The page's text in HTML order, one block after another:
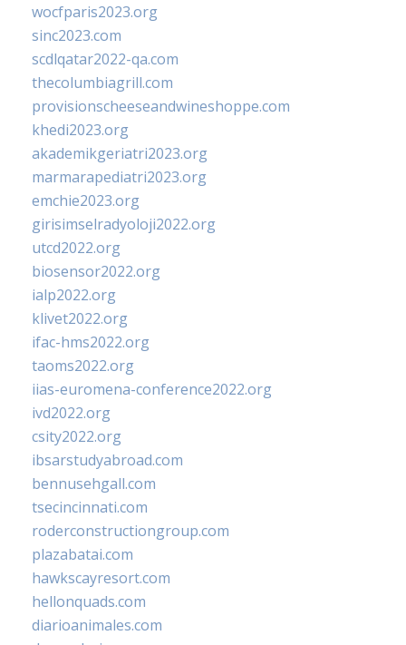
wocfparis2023.org
sinc2023.com
scdlqatar2022-qa.com
thecolumbiagrill.com
provisionscheeseandwineshoppe.com
khedi2023.org
akademikgeriatri2023.org
marmarapediatri2023.org
emchie2023.org
girisimselradyoloji2022.org
utcd2022.org
biosensor2022.org
ialp2022.org
klivet2022.org
ifac-hms2022.org
taoms2022.org
iias-euromena-conference2022.org
ivd2022.org
csity2022.org
ibsarstudyabroad.com
bennusehgall.com
tsecincinnati.com
roderconstructiongroup.com
plazabatai.com
hawkscayresort.com
hellonquads.com
diarioanimales.com